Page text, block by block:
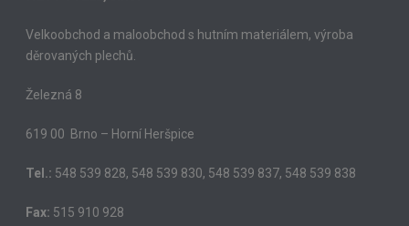
Velkoobchod a maloobchod s hutním materiálem, výroba
děrovaných plechů.
Železná 8
619 00 Brno – Horní Heršpice
Tel.: 548 539 828, 548 539 830, 548 539 837, 548 539 838
Fax: 515 910 928